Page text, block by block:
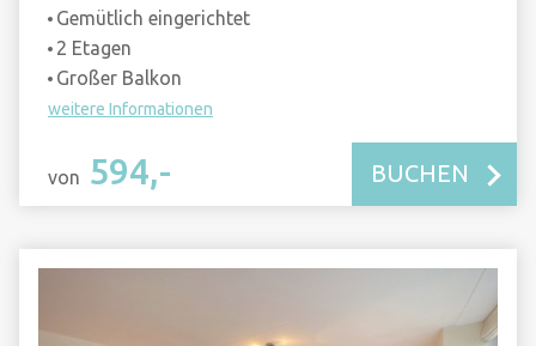
Gemütlich eingerichtet
2 Etagen
Großer Balkon
weitere Informationen
von 594,- BUCHEN